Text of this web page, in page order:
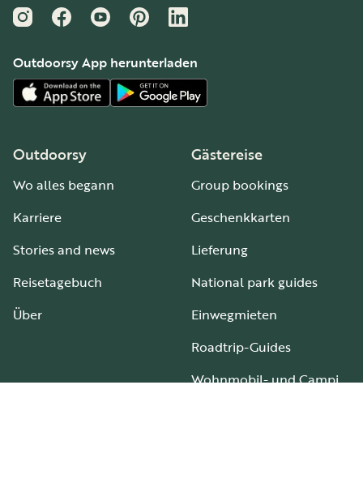
InstagramFacebookYouTubePinterestLinkedIn
Outdoorsy App herunterladen
Outdoorsy
Wo alles begann
Karriere
Stories and news
Reisetagebuch
Über
Gästereise
Group bookings
Geschenkkarten
Lieferung
National park guides
Einwegmieten
Roadtrip-Guides
Wohnmobil- und Campingplätze